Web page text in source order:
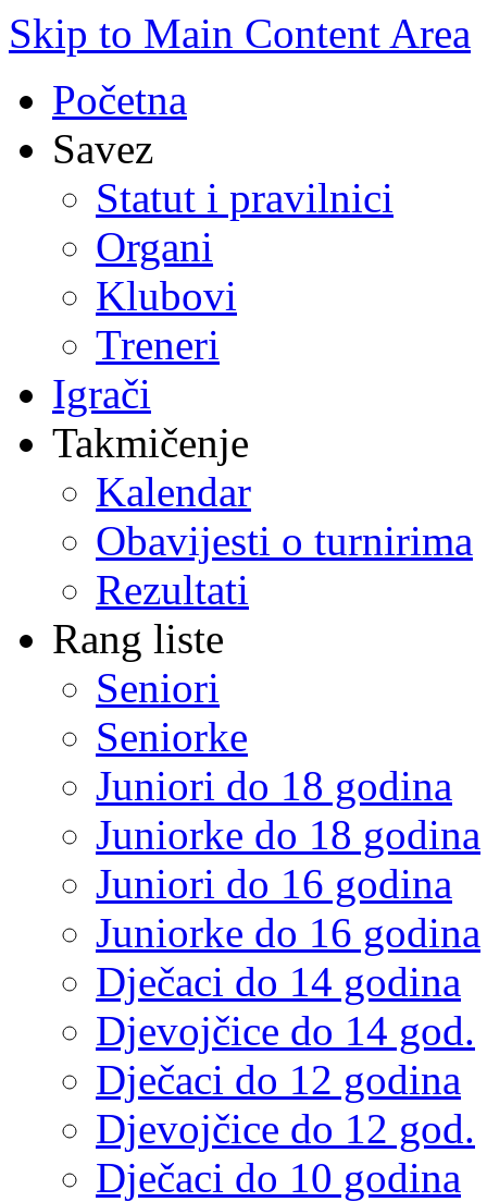
Skip to Main Content Area
Početna
Savez
Statut i pravilnici
Organi
Klubovi
Treneri
Igrači
Takmičenje
Kalendar
Obavijesti o turnirima
Rezultati
Rang liste
Seniori
Seniorke
Juniori do 18 godina
Juniorke do 18 godina
Juniori do 16 godina
Juniorke do 16 godina
Dječaci do 14 godina
Djevojčice do 14 god.
Dječaci do 12 godina
Djevojčice do 12 god.
Dječaci do 10 godina